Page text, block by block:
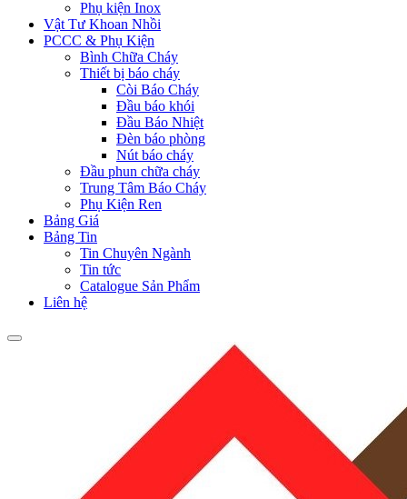
Phụ kiện Inox
Vật Tư Khoan Nhồi
PCCC & Phụ Kiện
Bình Chữa Cháy
Thiết bị báo cháy
Còi Báo Cháy
Đầu báo khói
Đầu Báo Nhiệt
Đèn báo phòng
Nút báo cháy
Đầu phun chữa cháy
Trung Tâm Báo Cháy
Phụ Kiện Ren
Bảng Giá
Bảng Tin
Tin Chuyên Ngành
Tin tức
Catalogue Sản Phẩm
Liên hệ